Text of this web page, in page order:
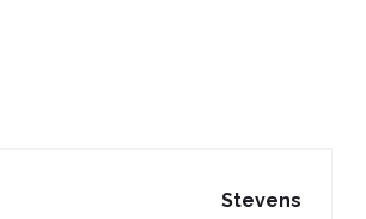
Stevens